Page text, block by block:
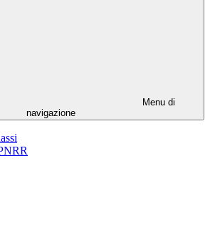
Menu di
navigazione